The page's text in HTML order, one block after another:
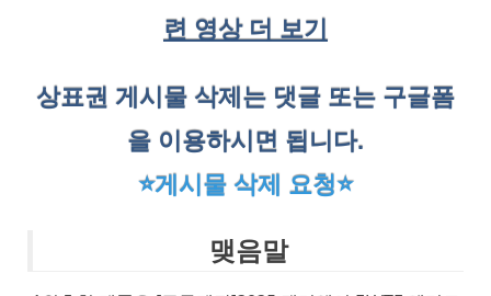
련 영상 더 보기
상표권 게시물 삭제는 댓글 또는 구글폼
을 이용하시면 됩니다.
⭐게시물 삭제 요청⭐
맺음말